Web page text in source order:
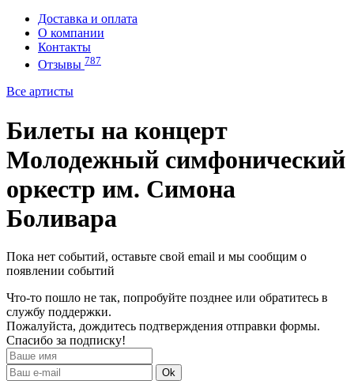
Доставка и оплата
О компании
Контакты
Отзывы 787
Все артисты
Билеты на концерт
Молодежный симфонический
оркестр им. Симона
Боливара
Пока нет событий, оставьте свой email и мы сообщим о
появлении событий
Что-то пошло не так, попробуйте позднее или обратитесь в
службу поддержки.
Пожалуйста, дождитесь подтверждения отправки формы.
Спасибо за подписку!
Ok